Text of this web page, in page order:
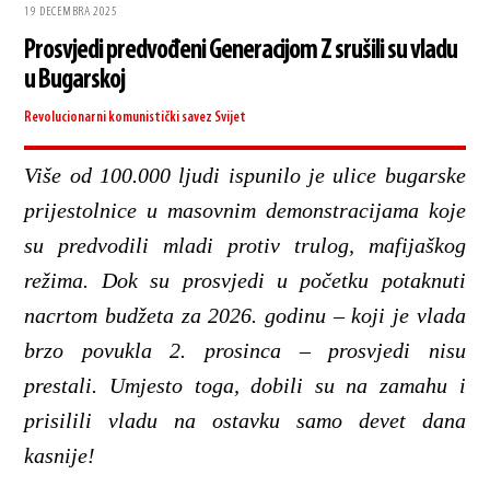
19 DECEMBRA 2025
Prosvjedi predvođeni Generacijom Z srušili su vladu
u Bugarskoj
Revolucionarni komunistički savez Svijet
Više od 100.000 ljudi ispunilo je ulice bugarske
prijestolnice u masovnim demonstracijama koje
su predvodili mladi protiv trulog, mafijaškog
režima. Dok su prosvjedi u početku potaknuti
nacrtom budžeta za 2026. godinu – koji je vlada
brzo povukla 2. prosinca – prosvjedi nisu
prestali. Umjesto toga, dobili su na zamahu i
prisilili vladu na ostavku samo devet dana
kasnije!